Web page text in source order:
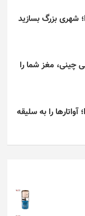
چینی، مغز شما را
بازی/ Pastel Friends؛ آواتارها را به سلیقه